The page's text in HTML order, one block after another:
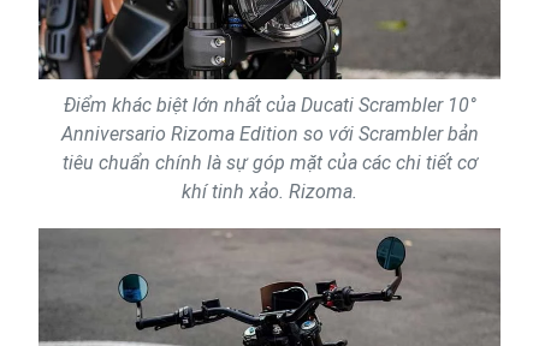
Điểm khác biệt lớn nhất của Ducati Scrambler 10°
Anniversario Rizoma Edition so với Scrambler bản
tiêu chuẩn chính là sự góp mặt của các chi tiết cơ
khí tinh xảo. Rizoma.